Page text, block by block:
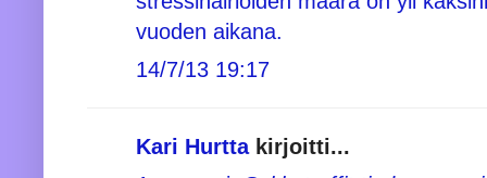
vuoden aikana.
14/7/13 19:17
Kari Hurttakirjoitti...